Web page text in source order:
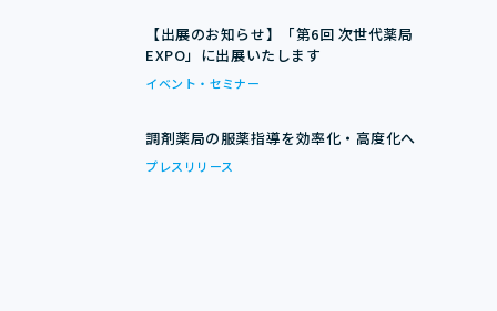
【出展のお知らせ】「第6回 次世代薬局
EXPO」に出展いたします
イベント・セミナー
調剤薬局の服薬指導を効率化・高度化へ
プレスリリース